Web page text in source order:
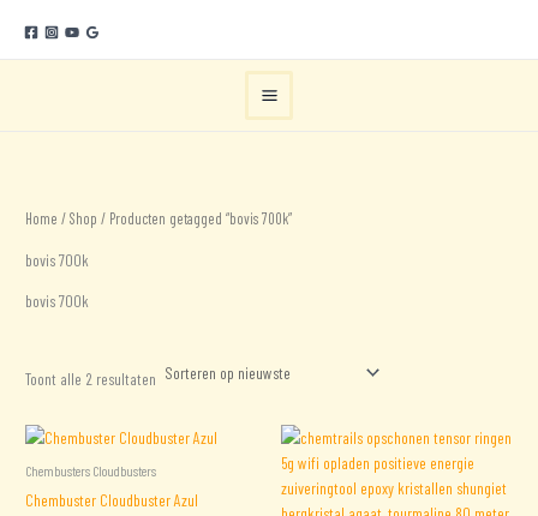
naar
de
Home /Shop / Producten getagged “bovis 700k”
bovis 700k
bovis 700k
Toont alle 2 resultaten Gesorteerd
Chembusters Cloudbusters
Chembuster Cloudbuster Azul